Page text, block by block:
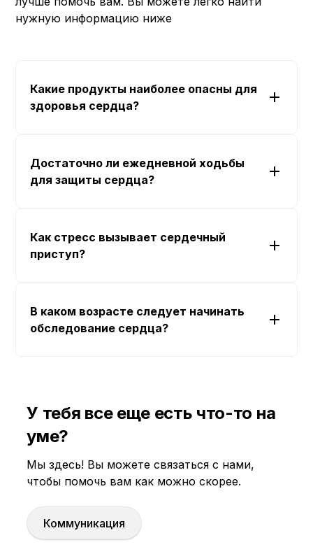
нужную информацию ниже
Какие продукты наиболее опасны для
здоровья сердца?
Достаточно ли ежедневной ходьбы
для защиты сердца?
Как стресс вызывает сердечный
приступ?
В каком возрасте следует начинать
обследование сердца?
У тебя все еще есть что-то на
уме?
Мы здесь! Вы можете связаться с нами,
чтобы помочь вам как можно скорее.
Коммуникация